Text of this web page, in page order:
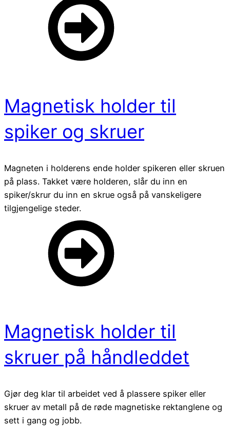
Magnetisk holder til
spiker og skruer
Magneten i holderens ende holder spikeren eller skruen
på plass. Takket være holderen, slår du inn en
spiker/skrur du inn en skrue også på vanskeligere
tilgjengelige steder.
Magnetisk holder til
skruer på håndleddet
Gjør deg klar til arbeidet ved å plassere spiker eller
skruer av metall på de røde magnetiske rektanglene og
sett i gang og jobb.